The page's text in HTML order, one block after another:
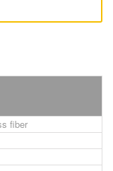
fiber